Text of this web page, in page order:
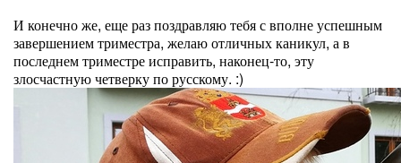
И конечно же, еще раз поздравляю тебя с вполне успешным
завершением триместра, желаю отличных каникул, а в
последнем триместре исправить, наконец-то, эту
злосчастную четверку по русскому. :)